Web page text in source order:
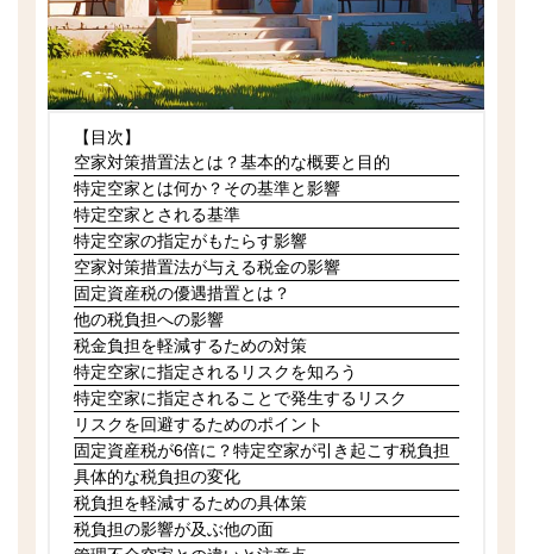
【目次】
空家対策措置法とは？基本的な概要と目的
特定空家とは何か？その基準と影響
特定空家とされる基準
特定空家の指定がもたらす影響
空家対策措置法が与える税金の影響
固定資産税の優遇措置とは？
他の税負担への影響
税金負担を軽減するための対策
特定空家に指定されるリスクを知ろう
特定空家に指定されることで発生するリスク
リスクを回避するためのポイント
固定資産税が6倍に？特定空家が引き起こす税負担
具体的な税負担の変化
税負担を軽減するための具体策
税負担の影響が及ぶ他の面